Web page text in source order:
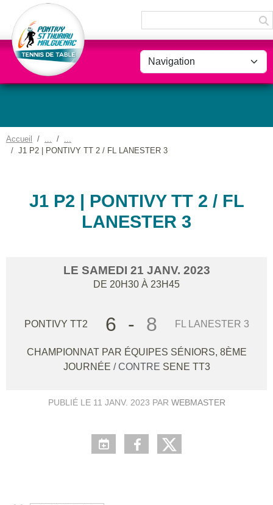
Accueil
J1 P2 | PONTIVY TT 2 / FL LANESTER 3
J1 P2 | PONTIVY TT 2 / FL
LANESTER 3
LE SAMEDI 21 JANV. 2023
DE 20H30 À 23H45
PONTIVY TT2 6 - 8 FL LANESTER 3
CHAMPIONNAT PAR ÉQUIPES SÉNIORS, 8ÈME
JOURNÉE / CONTRE SENE TT3
PUBLIÉ LE 11 JANV. 2023 PAR WEBMASTER
Panneau de gestion des cookies